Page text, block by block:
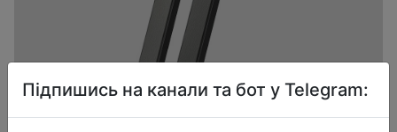
Підпишись на канали та бот у Telegram: